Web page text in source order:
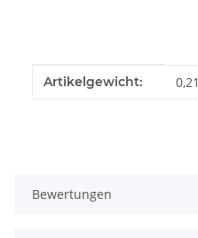
Produkteigenschaft
Wert
Artikelgewicht: 0,21
Bewertungen